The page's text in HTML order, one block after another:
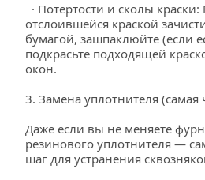
отслоившейся краской
бумагой, зашпаклюйте (если
подкрасьте подходящей
окон.
3. Замена уплотнителя (самая
Даже если вы не меняете
резинового уплотнителя —
шаг для устранения